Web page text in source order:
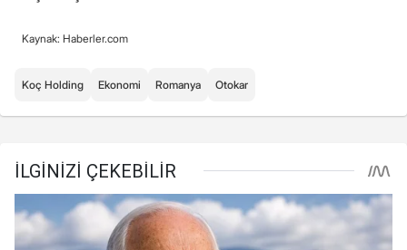
Kaynak: Haberler.com
Koç Holding Ekonomi Romanya Otokar